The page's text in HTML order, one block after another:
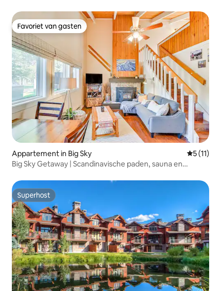
Favoriet van gasten
Favoriet van gasten
Appartement in Big Sky
5 (11)
Big Sky Getaway | Scandinavische paden, sauna en
Superhost
Superhost